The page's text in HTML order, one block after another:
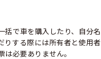
括で車を購入したり、自分
りする際には所有者と使用
は必要ありません。